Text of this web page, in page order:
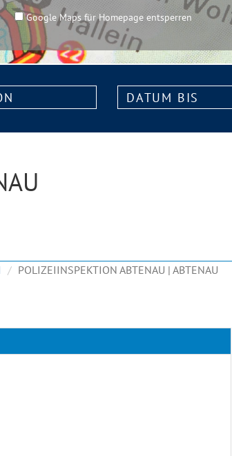
Google Maps für Homepage entsperren
Datum
bis:
POLIZEIINSPEKTION ABTENAU | ABTENAU